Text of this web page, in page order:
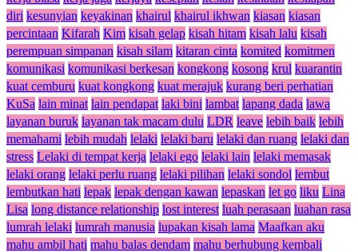
diri kesunyian keyakinan khairul khairul ikhwan kiasan kiasan
percintaan Kifarah Kim kisah gelap kisah hitam kisah lalu kisah
perempuan simpanan kisah silam kitaran cinta komited komitmen
komunikasi komunikasi berkesan kongkong kosong krul kuarantin
kuat cemburu kuat kongkong kuat merajuk kurang beri perhatian
KuSa lain minat lain pendapat laki bini lambat lapang dada lawa
layanan buruk layanan tak macam dulu LDR leave lebih baik lebih
memahami lebih mudah lelaki lelaki baru lelaki dan ruang lelaki dan
stress Lelaki di tempat kerja lelaki ego lelaki lain lelaki memasak
lelaki orang lelaki perlu ruang lelaki pilihan lelaki sondol lembut
lembutkan hati lepak lepak dengan kawan lepaskan let go liku Lina
Lisa long distance relationship lost interest luah perasaan luahan rasa
lumrah lelaki lumrah manusia lupakan kisah lama Maafkan aku
mahu ambil hati mahu balas dendam mahu berhubung kembali